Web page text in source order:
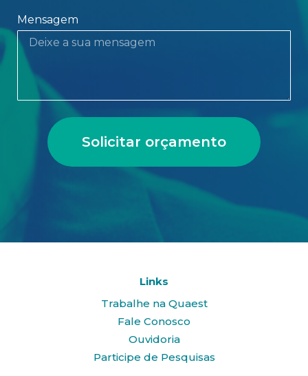
Mensagem
Solicitar orçamento
Links
Trabalhe na Quaest
Fale Conosco
Ouvidoria
Participe de Pesquisas